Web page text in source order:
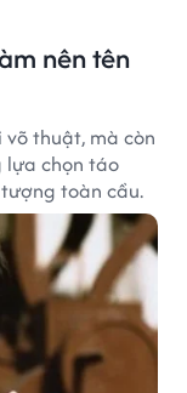
nên tên
võ thuật, mà còn
chọn táo
toàn cầu.